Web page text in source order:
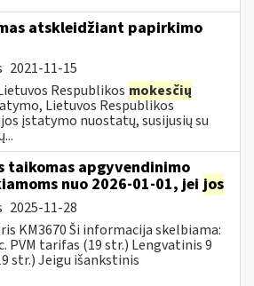
atskleidžiant papirkimo
2021-11-15
Respublikos mokesčių
Lietuvos Respublikos
įstatymo nuostatų, susijusių su
taikomas apgyvendinimo
nuo 2026-01-01, jei jos
2025-11-28
KM3670 Ši informacija skelbiama:
PVM tarifas (19 str.) Lengvatinis 9
str.) Jeigu išankstinis